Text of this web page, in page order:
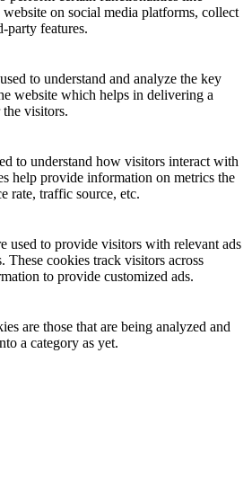
on social media platforms, collect
party features.
to understand and analyze the key
website which helps in delivering a
the visitors.
to understand how visitors interact with
help provide information on metrics the
rate, traffic source, etc.
used to provide visitors with relevant ads
These cookies track visitors across
to provide customized ads.
are those that are being analyzed and
a category as yet.